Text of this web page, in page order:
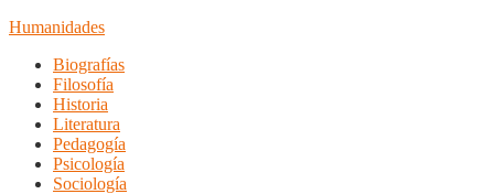
Humanidades
Biografías
Filosofía
Historia
Literatura
Pedagogía
Psicología
Sociología